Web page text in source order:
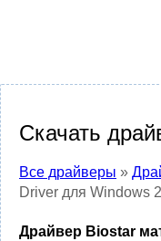
Скачать
Все драйверы »
Driver для Windows
Драйвер Biostar